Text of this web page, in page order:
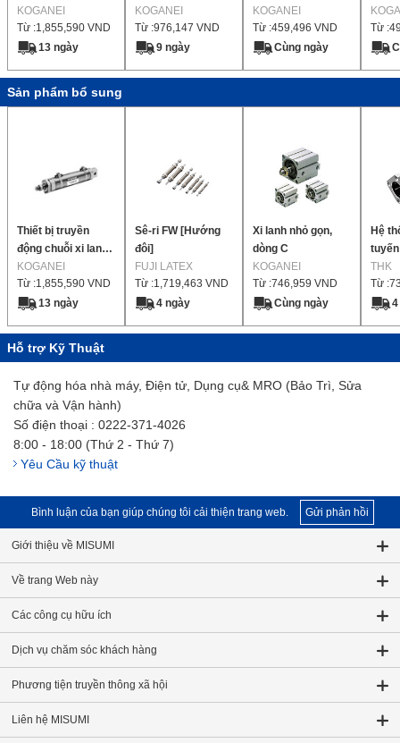
sáng xi lanh tốc độ
thấp
KOGANEI
Từ :1,855,590 VND
13 ngày
Dòng xi lanh bút,
Thanh đơn / Thanh
đôi
KOGANEI
Từ :976,147 VND
9 ngày
KOGANEI
Từ :459,496 VND
Cùng ngày
lanh
Từ :
Sản phẩm bổ sung
Thiết bị truyền
động chuỗi xi lanh
sáng xi lanh tốc độ
thấp
KOGANEI
Từ :1,855,590 VND
13 ngày
Sê-ri FW [Hướng
đôi]
FUJI LATEX
Từ :1,719,463 VND
4 ngày
Xi lanh nhỏ gọn,
dòng C
KOGANEI
Từ :746,959 VND
Cùng ngày
Hệ
LMK-
loại
THK
Từ :
Hỗ trợ Kỹ Thuật
Tự động hóa nhà máy, Điện tử, Dụng cụ& MRO (Bảo Trì, Sửa
chữa và Vận hành)
Số điện thoại : 0222-371-4026
8:00 - 18:00 (Thứ 2 - Thứ 7)
Yêu Cầu kỹ thuật
Bình luận của bạn giúp chúng tôi cải thiện trang web. Gửi phản hồi
Giới thiệu về MISUMI
Về trang Web này
Các công cụ hữu ích
Dịch vụ chăm sóc khách hàng
Phương tiện truyền thông xã hội
Liên hệ MISUMI